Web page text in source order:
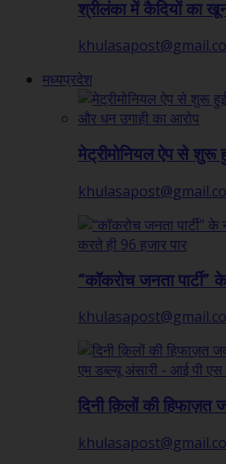
श्रीलंका में कैदियों का
मध्यप्रदेश
मेट्रीमोनियल ऐप से शुरू
“कॉकरोच जनता पार्टी”
दिनी क़िलों की हिफाज़त